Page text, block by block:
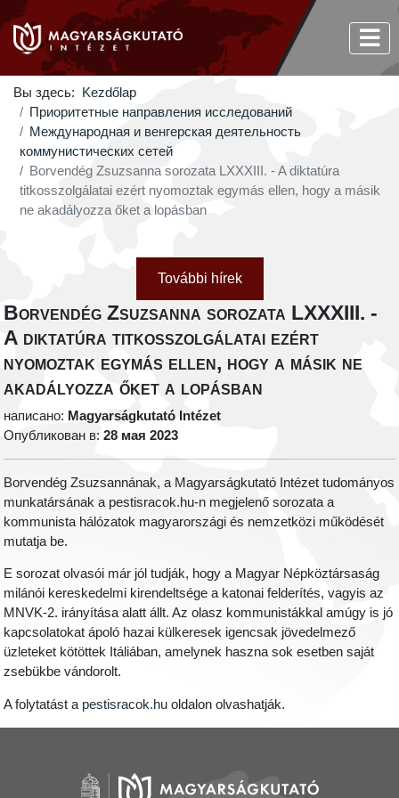
Вы здесь:
Kezdőlap
Приоритетные направления исследований
Международная и венгерская деятельность
коммунистических сетей
Borvendég Zsuzsanna sorozata LXXXIII. - A diktatúra
titkosszolgálatai ezért nyomoztak egymás ellen, hogy a másik
ne akadályozza őket a lopásban
További hírek
Borvendég Zsuzsanna sorozata LXXXIII. -
A diktatúra titkosszolgálatai ezért
nyomoztak egymás ellen, hogy a másik ne
akadályozza őket a lopásban
написано: Magyarságkutató Intézet
Опубликован в:28 мая 2023
Borvendég Zsuzsannának, a Magyarságkutató Intézet tudományos
munkatársának a pestisracok.hu-n megjelenő sorozata a
kommunista hálózatok magyarországi és nemzetközi működését
mutatja be.
E sorozat olvasói már jól tudják, hogy a Magyar Népköztársaság
milánói kereskedelmi kirendeltsége a katonai felderítés, vagyis az
MNVK-2. irányítása alatt állt. Az olasz kommunistákkal amúgy is jó
kapcsolatokat ápoló hazai külkeresek igencsak jövedelmező
üzleteket kötöttek Itáliában, amelynek haszna sok esetben saját
zsebükbe vándorolt.
A folytatást a pestisracok.hu oldalon olvashatják.